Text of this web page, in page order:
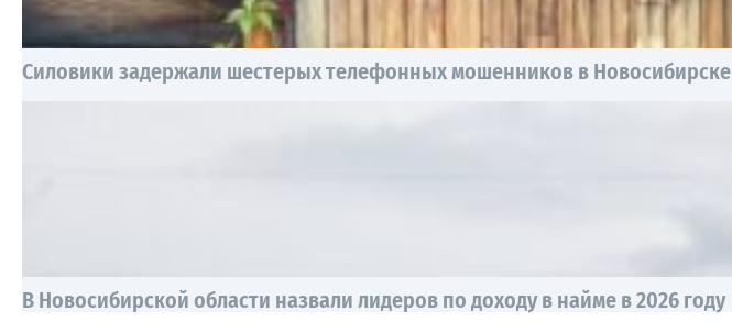
Силовики задержали шестерых телефонных мошенников в Новосибирске
В Новосибирской области назвали лидеров по доходу в найме в 2026 году